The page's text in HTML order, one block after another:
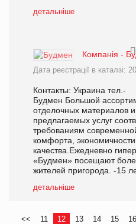
детальніше
Компанія -
Дата реєстрації в каталзі:
Контакты: Украина тел.-
Будмен Большой
отделочных материалов
предлагаемых услуг
требованиям
комфорта,
качества.Ежедневно
«Будмен» посещают
жителей пригорода. -15
детальніше
<< 11 12 13 14 15 16